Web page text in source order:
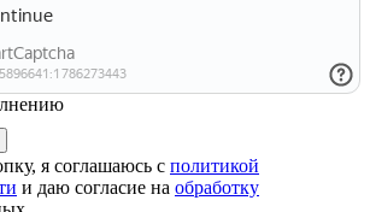
я соглашаюсь с политикой
и даю согласие на обработку